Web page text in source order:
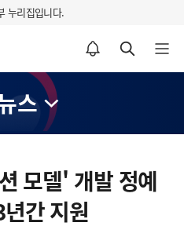
누리집입니다.
알림설정 바로가기 검색 바로가기 메뉴 열기
스
모델' 개발 정예
간 지원